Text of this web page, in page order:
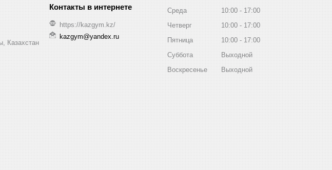
Казахстан
https://kazgym.kz/
kazgym@yandex.ru
Среда
10:00
17:00
Четверг
10:00
17:00
Пятница
10:00
17:00
Суббота
Выходной
Воскресенье
Выходной